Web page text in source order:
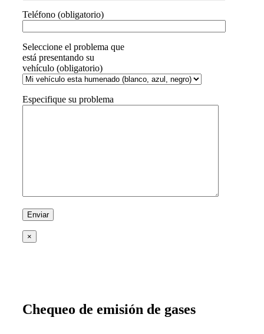
Teléfono (obligatorio)
Seleccione el problema que
está presentando su
vehículo (obligatorio)
Especifique su problema
×
Chequeo de emisión de gases